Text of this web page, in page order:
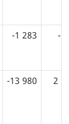
-1 283 -
-13 980 2